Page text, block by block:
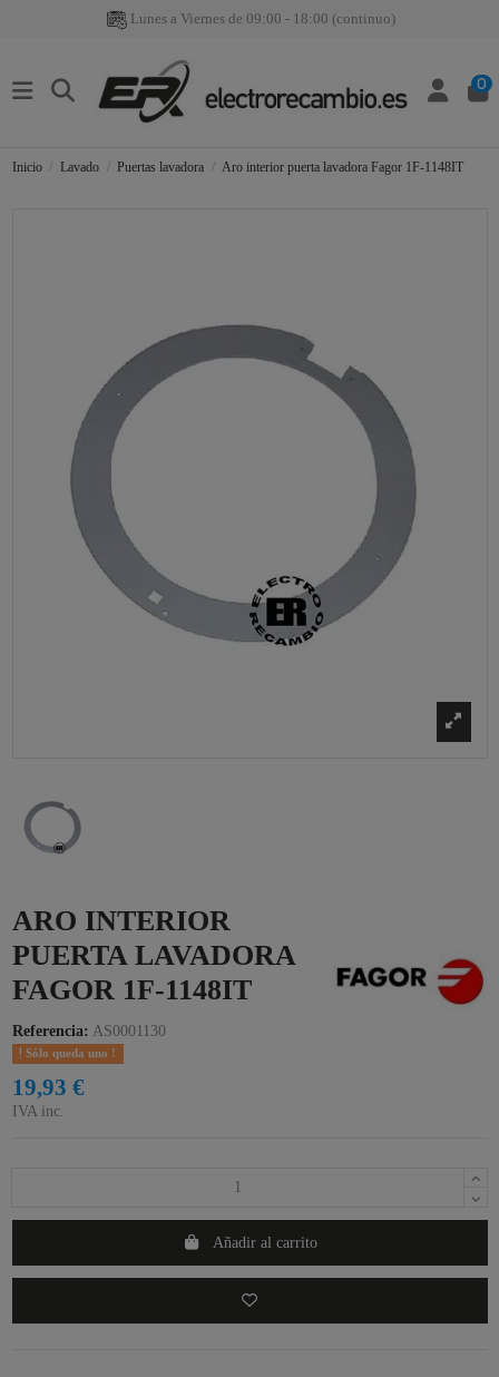
Lunes a Viernes de 09:00 - 18:00 (continuo)
0
Inicio Lavado Puertas lavadora Aro interior puerta lavadora Fagor 1F-1148IT
ARO INTERIOR
PUERTA LAVADORA
FAGOR 1F-1148IT
Referencia: AS0001130
Sólo queda uno !
19,93 €
IVA inc.
Añadir al carrito